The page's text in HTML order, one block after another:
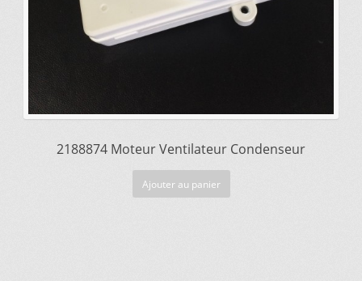
2188874 Moteur Ventilateur Condenseur
Ajouter au panier